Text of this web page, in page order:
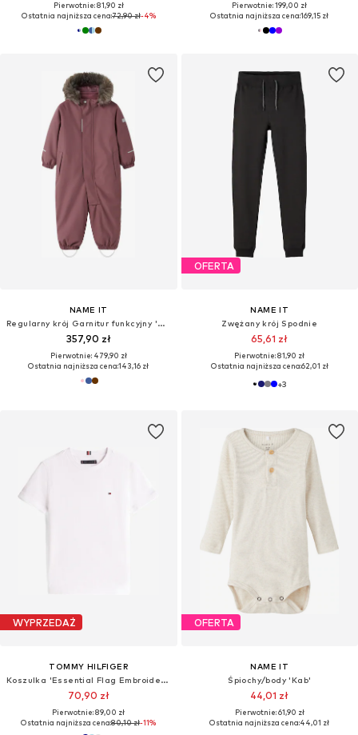
Pierwotnie: 81,90 zł
Ostatnia najniższa cena:72,90 zł-4%
Pierwotnie: 199,00 zł
Ostatnia najniższa cena:169,15 zł
NAME IT
Regularny krój Garnitur funkcyjny 'NMNSnow10'
357,90 zł
Pierwotnie: 479,90 zł
Ostatnia najniższa cena:143,16 zł
OFERTA
NAME IT
Zwężany krój Spodnie
65,61 zł
Pierwotnie: 81,90 zł
Ostatnia najniższa cena:62,01 zł
+3
WYPRZEDAŻ
TOMMY HILFIGER
Koszulka 'Essential Flag Embroidery'
70,90 zł
Pierwotnie: 89,00 zł
Ostatnia najniższa cena:80,10 zł-11%
OFERTA
NAME IT
Śpiochy/body 'Kab'
44,01 zł
Pierwotnie: 61,90 zł
Ostatnia najniższa cena:44,01 zł